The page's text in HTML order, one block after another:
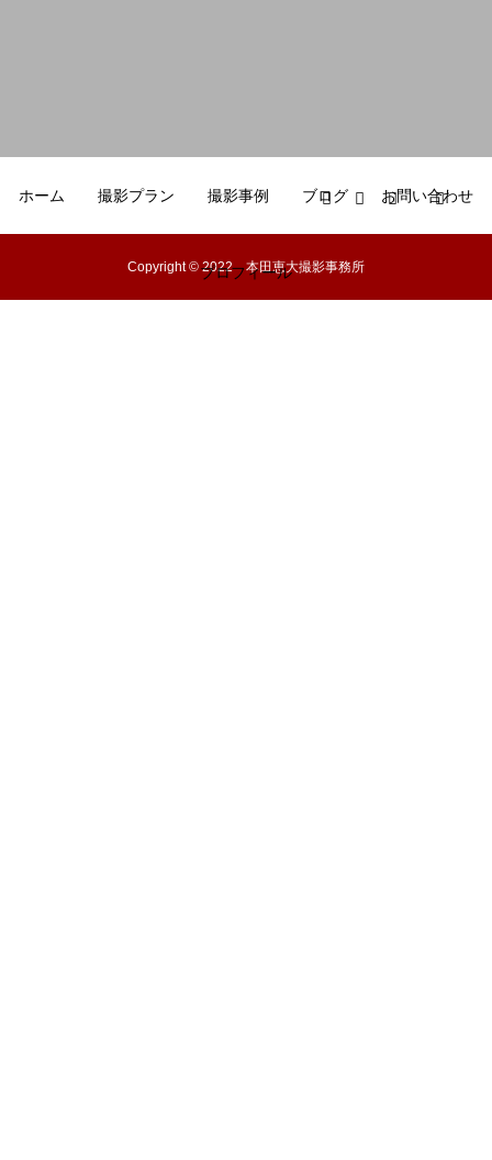
ホーム 撮影プラン 撮影事例 ブログ お問い合わせ
プロフィール
Copyright © 2022 本田恵大撮影事務所